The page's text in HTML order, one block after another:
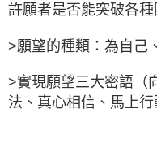
許願者是否能突破各種
>願望的種類：為自己
>實現願望三大密語（
法、真心相信、馬上行